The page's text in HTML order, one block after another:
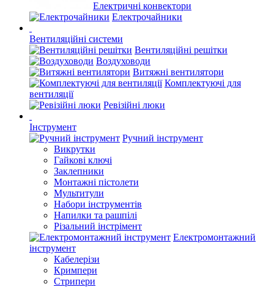
Електричні конвектори
Електрочайники
Вентиляційні системи
Вентиляційні решітки
Воздуховоди
Витяжні вентилятори
Комплектуючі для
вентиляції
Ревізійні люки
Інструмент
Ручний інструмент
Викрутки
Гайкові ключі
Заклепники
Монтажні пістолети
Мультитули
Набори інструментів
Напилки та рашпілі
Різальний інстрімент
Електромонтажний
інструмент
Кабелерізи
Кримпери
Стрипери